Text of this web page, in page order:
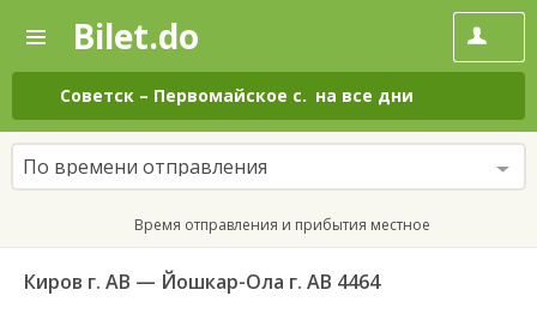
—
Поиск
и
покупка
билетов
на
автобус
онлайн
Bilet.do
Советск – Первомайское с. на все дни
По времени отправления
Время отправления и прибытия местное
Киров г. АВ — Йошкар-Ола г. АВ 4464